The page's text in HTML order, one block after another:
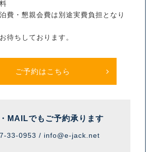
費・懇親会費は別途実費負担となり
待ちしております。
ご予約はこちら
MAILでも ご予約承ります
33-0953 / info@e-jack.net